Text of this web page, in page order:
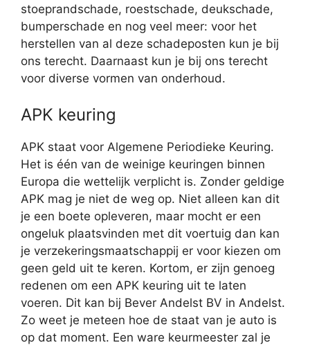
stoeprandschade, roestschade, deukschade,
bumperschade en nog veel meer: voor het
herstellen van al deze schadeposten kun je bij
ons terecht. Daarnaast kun je bij ons terecht
voor diverse vormen van onderhoud.
APK keuring
APK staat voor Algemene Periodieke Keuring.
Het is één van de weinige keuringen binnen
Europa die wettelijk verplicht is. Zonder geldige
APK mag je niet de weg op. Niet alleen kan dit
je een boete opleveren, maar mocht er een
ongeluk plaatsvinden met dit voertuig dan kan
je verzekeringsmaatschappij er voor kiezen om
geen geld uit te keren. Kortom, er zijn genoeg
redenen om een APK keuring uit te laten
voeren. Dit kan bij Bever Andelst BV in Andelst.
Zo weet je meteen hoe de staat van je auto is
op dat moment. Een ware keurmeester zal je